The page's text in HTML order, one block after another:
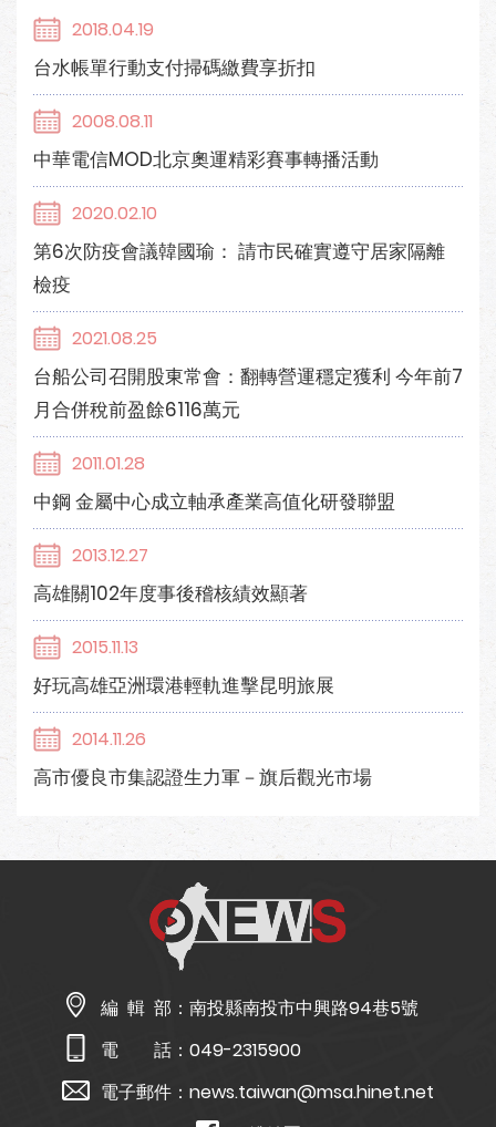
2018.04.19
台水帳單行動支付掃碼繳費享折扣
2008.08.11
中華電信MOD北京奧運精彩賽事轉播活動
2020.02.10
第6次防疫會議韓國瑜： 請市民確實遵守居家隔離
檢疫
2021.08.25
台船公司召開股東常會：翻轉營運穩定獲利 今年前7
月合併稅前盈餘6116萬元
2011.01.28
中鋼 金屬中心成立軸承產業高值化研發聯盟
2013.12.27
高雄關102年度事後稽核績效顯著
2015.11.13
好玩高雄亞洲環港輕軌進擊昆明旅展
2014.11.26
高市優良市集認證生力軍－旗后觀光市場
編 輯 部： 南投縣南投市中興路94巷5號
電 話： 049-2315900
電子郵件： news.taiwan@msa.hinet.net